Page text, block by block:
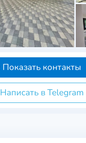
Написать в Telegram
Показать контакты